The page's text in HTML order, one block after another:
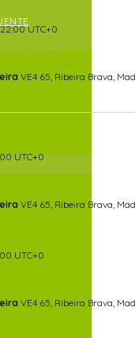
Desporto
22:00 UTC+0
VE4 65, Ribeira Brava,
UTC+0
VE4 65, Ribeira Brava,
UTC+0
VE4 65, Ribeira Brava,